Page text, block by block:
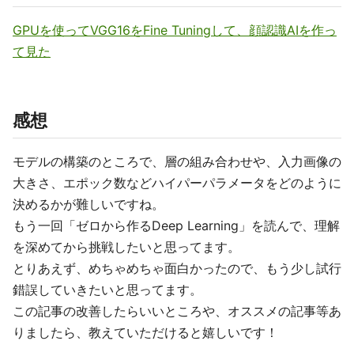
GPUを使ってVGG16をFine Tuningして、顔認識AIを作っ
て見た
感想
モデルの構築のところで、層の組み合わせや、入力画像の
大きさ、エポック数などハイパーパラメータをどのように
決めるかが難しいですね。
もう一回「ゼロから作るDeep Learning」を読んで、理解
を深めてから挑戦したいと思ってます。
とりあえず、めちゃめちゃ面白かったので、もう少し試行
錯誤していきたいと思ってます。
この記事の改善したらいいところや、オススメの記事等あ
りましたら、教えていただけると嬉しいです！